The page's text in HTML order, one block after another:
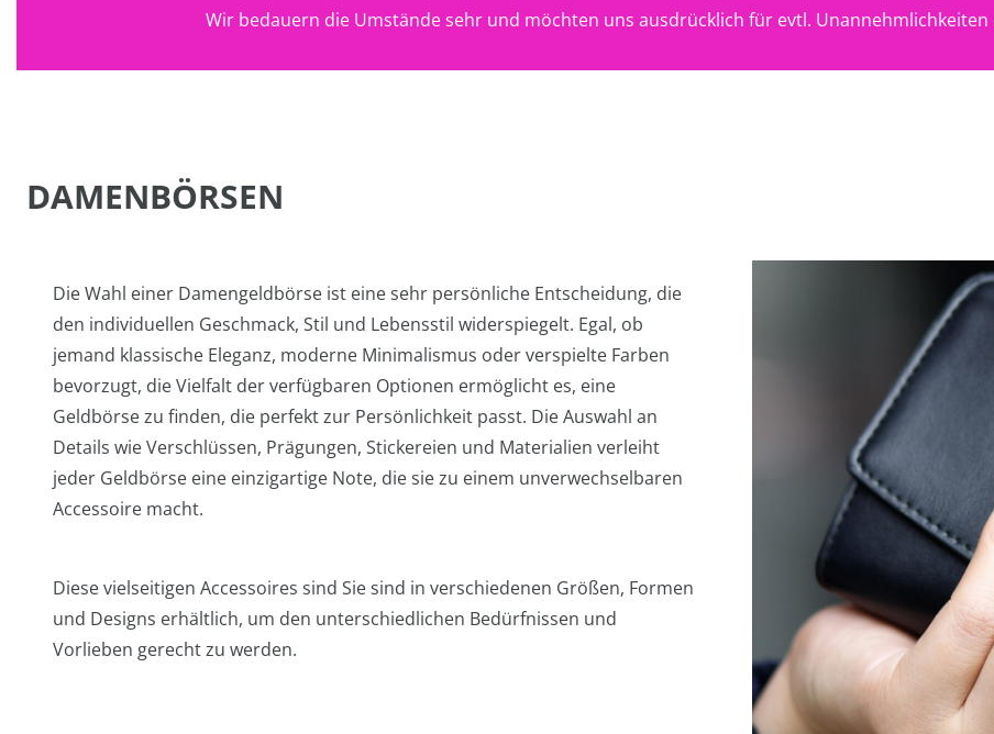
Wir bedauern die Umstände sehr und möchten uns ausdrücklich für evtl. Unannehmlichkeiten
DAMENBÖRSEN
Die Wahl einer Damengeldbörse ist eine sehr persönliche Entscheidung, die
den individuellen Geschmack, Stil und Lebensstil widerspiegelt. Egal, ob
jemand klassische Eleganz, moderne Minimalismus oder verspielte Farben
bevorzugt, die Vielfalt der verfügbaren Optionen ermöglicht es, eine
Geldbörse zu finden, die perfekt zur Persönlichkeit passt. Die Auswahl an
Details wie Verschlüssen, Prägungen, Stickereien und Materialien verleiht
jeder Geldbörse eine einzigartige Note, die sie zu einem unverwechselbaren
Accessoire macht.
Diese vielseitigen Accessoires sind Sie sind in verschiedenen Größen, Formen
und Designs erhältlich, um den unterschiedlichen Bedürfnissen und
Vorlieben gerecht zu werden.